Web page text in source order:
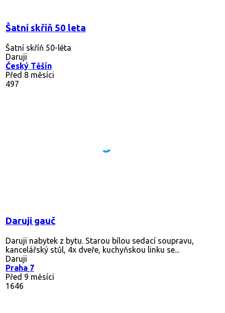
Šatní skříň 50 leta
Šatní skříň 50-léta
Daruji
Český Těšín
Před 8 měsíci
497
Daruji gauč
Daruji nabytek z bytu. Starou bílou sedací soupravu,
kancelářský stůl, 4x dveře, kuchyňskou linku se...
Daruji
Praha 7
Před 9 měsíci
1646